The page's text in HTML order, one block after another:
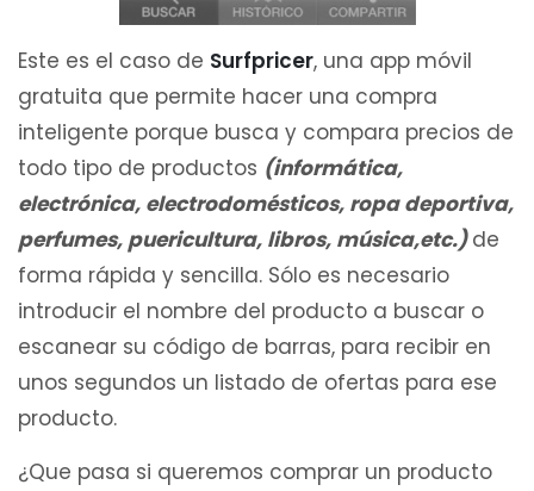
Este es el caso de Surfpricer, una app móvil
gratuita que permite hacer una compra
inteligente porque busca y compara precios de
todo tipo de productos (informática,
electrónica, electrodomésticos, ropa deportiva,
perfumes, puericultura, libros, música,etc.)de
forma rápida y sencilla. Sólo es necesario
introducir el nombre del producto a buscar o
escanear su código de barras, para recibir en
unos segundos un listado de ofertas para ese
producto.
¿Que pasa si queremos comprar un producto